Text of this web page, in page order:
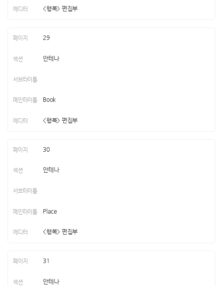
<행복> 편집부
29
안테나
Book
<행복> 편집부
30
안테나
Place
<행복> 편집부
31
안테나